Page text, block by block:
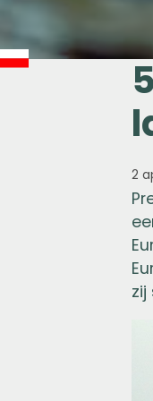
2
zij